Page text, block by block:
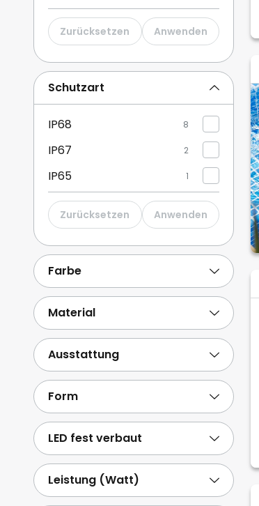
dot-spot 1
Zurücksetzen Anwenden
Schutzart
IP68 8
IP67 2
IP65 1
Zurücksetzen Anwenden
Farbe
Material
Ausstattung
Form
LED fest verbaut
Leistung (Watt)